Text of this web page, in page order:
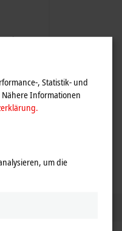
eine
, Statistik- und
Informationen
um die